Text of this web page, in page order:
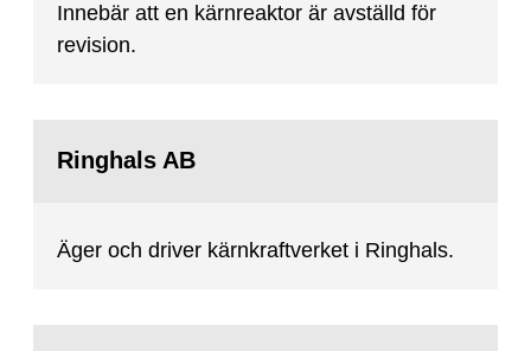
Innebär att en kärnreaktor är avställd för
revision.
Ringhals AB
Äger och driver kärnkraftverket i Ringhals.